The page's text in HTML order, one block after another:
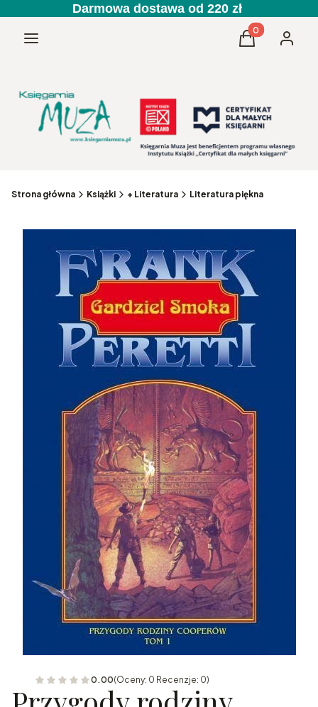
Darmowa dostawa od 220 zł
Menu Produkty w
Koszyk
Strona główna Książki + Literatura Literatura piękna
0.00(Oceny: 0 Recenzje: 0)